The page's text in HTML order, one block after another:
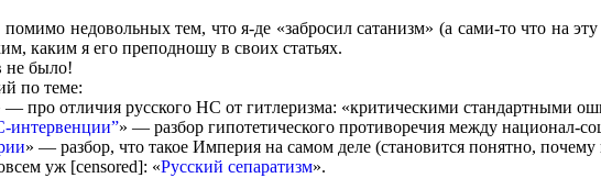
недовольных тем, что я-де «забросил сатанизм» (а сами-то что на
каким я его преподношу в своих статьях.
не было!
по теме:
— про отличия русского НС от гитлеризма: «критическими стандартными
интервенции”» — разбор гипотетического противоречия между национал-
» — разбор, что такое Империя на самом деле (становится понятно,
уж [censored]: «Русский сепаратизм».